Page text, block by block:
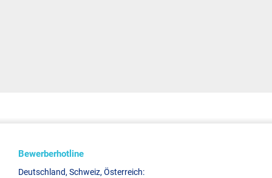
Bewerberhotline
Deutschland, Schweiz, Österreich: